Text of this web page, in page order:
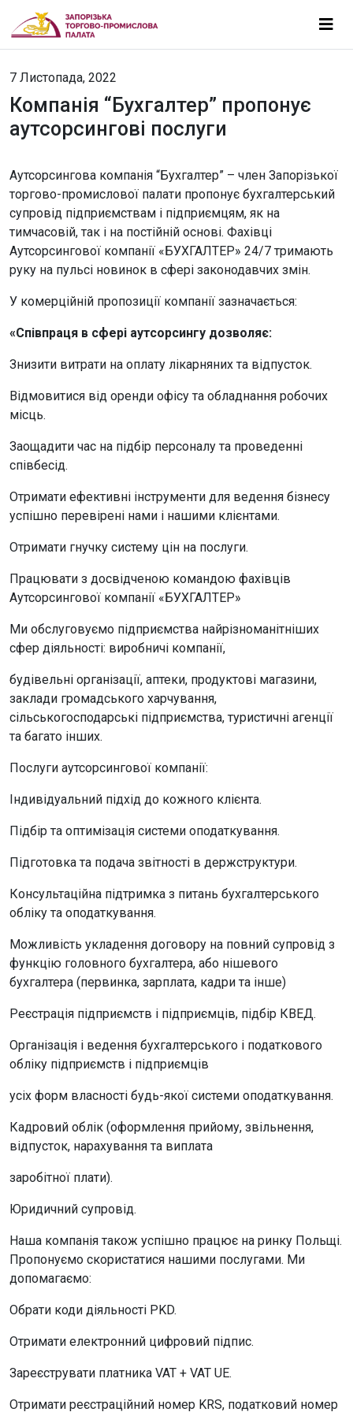
7 Листопада, 2022
Компанія “Бухгалтер” пропонує
аутсорсингові послуги
Аутсорсингова компанія “Бухгалтер” – член Запорізької
торгово-промислової палати пропонує бухгалтерський
супровід підприємствам і підприємцям, як на
тимчасовій, так і на постійній основі. Фахівці
Аутсорсингової компанії «БУХГАЛТЕР» 24/7 тримають
руку на пульсі новинок в сфері законодавчих змін.
У комерційній пропозиції компанії зазначається:
«Співпраця в сфері аутсорсингу дозволяє:
Знизити витрати на оплату лікарняних та відпусток.
Відмовитися від оренди офісу та обладнання робочих
місць.
Заощадити час на підбір персоналу та проведенні
співбесід.
Отримати ефективні інструменти для ведення бізнесу
успішно перевірені нами і нашими клієнтами.
Отримати гнучку систему цін на послуги.
Працювати з досвідченою командою фахівців
Аутсорсингової компанії «БУХГАЛТЕР»
Ми обслуговуємо підприємства найрізноманітніших
сфер діяльності: виробничі компанії,
будівельні організації, аптеки, продуктові магазини,
заклади громадського харчування,
сільськогосподарські підприємства, туристичні агенції
та багато інших.
Послуги аутсорсингової компанії:
Індивідуальний підхід до кожного клієнта.
Підбір та оптимізація системи оподаткування.
Підготовка та подача звітності в держструктури.
Консультаційна підтримка з питань бухгалтерського
обліку та оподаткування.
Можливість укладення договору на повний супровід з
функцію головного бухгалтера, або нішевого
бухгалтера (первинка, зарплата, кадри та інше)
Реєстрація підприємств і підприємців, підбір КВЕД.
Організація і ведення бухгалтерського і податкового
обліку підприємств і підприємців
усіх форм власності будь-якої системи оподаткування.
Кадровий облік (оформлення прийому, звільнення,
відпусток, нарахування та виплата
заробітної плати).
Юридичний супровід.
Наша компанія також успішно працює на ринку Польщі.
Пропонуємо скористатися нашими послугами. Ми
допомагаємо:
Обрати коди діяльності PKD.
Отримати електронний цифровий підпис.
Зареєструвати платника VAT + VAT UE.
Отримати реєстраційний номер KRS, податковий номер